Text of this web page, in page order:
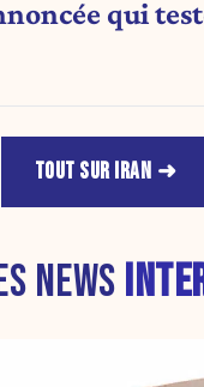
qui
TOUT SUR IRAN
NEWS